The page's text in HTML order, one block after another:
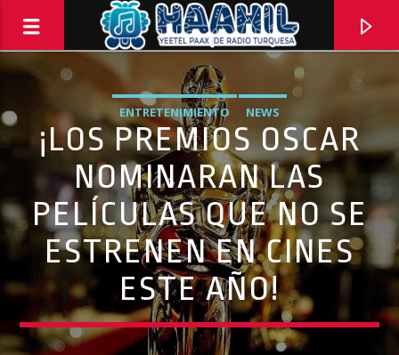
PROGRAMA ACTUAL
ENTRETENIMIENTO NEWS
¡LOS PREMIOS OSCAR
NOMINARAN LAS
PELÍCULAS QUE NO SE
ESTRENEN EN CINES
ESTE AÑO!